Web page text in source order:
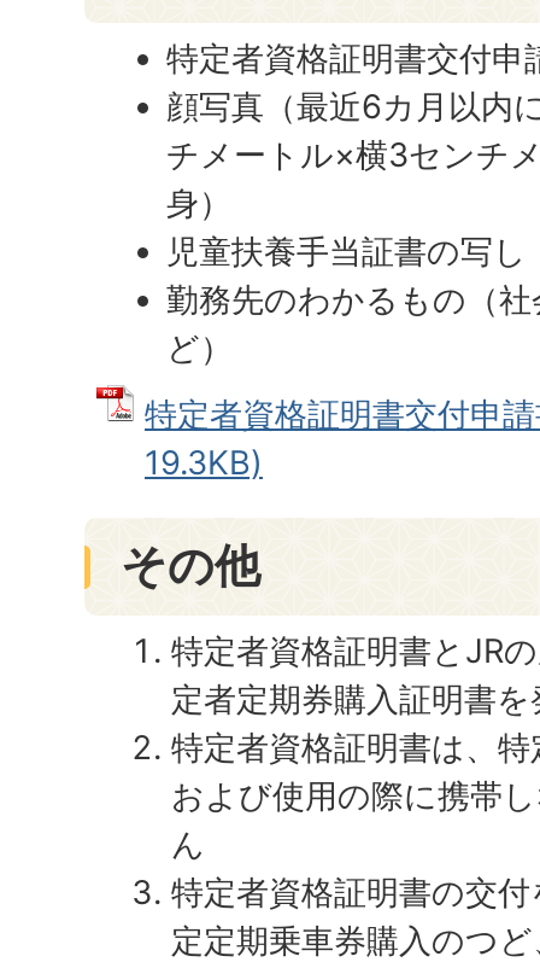
特定者資格証明書交付申
顔写真（最近6カ月以内
チメートル×横3センチ
身）
児童扶養手当証書の写し
勤務先のわかるもの（
ど）
特定者資格証明書交付申
19.3KB)
その他
特定者資格証明書とJR
定者定期券購入証明書
特定者資格証明書は、
および使用の際に携帯
ん
特定者資格証明書の交
定定期乗車券購入のつ